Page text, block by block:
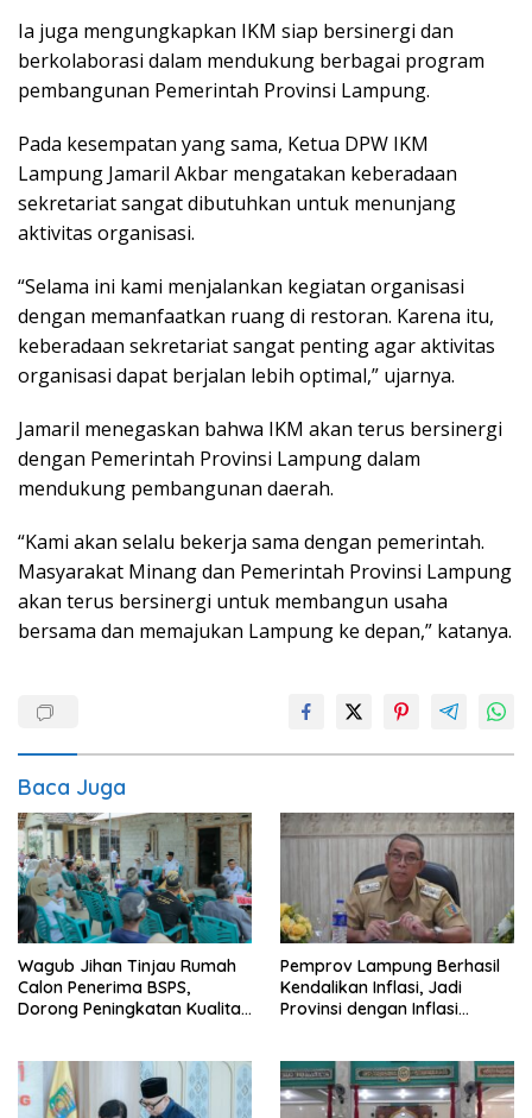
Ia juga mengungkapkan IKM siap bersinergi dan
berkolaborasi dalam mendukung berbagai program
pembangunan Pemerintah Provinsi Lampung.
Pada kesempatan yang sama, Ketua DPW IKM
Lampung Jamaril Akbar mengatakan keberadaan
sekretariat sangat dibutuhkan untuk menunjang
aktivitas organisasi.
“Selama ini kami menjalankan kegiatan organisasi
dengan memanfaatkan ruang di restoran. Karena itu,
keberadaan sekretariat sangat penting agar aktivitas
organisasi dapat berjalan lebih optimal,” ujarnya.
Jamaril menegaskan bahwa IKM akan terus bersinergi
dengan Pemerintah Provinsi Lampung dalam
mendukung pembangunan daerah.
“Kami akan selalu bekerja sama dengan pemerintah.
Masyarakat Minang dan Pemerintah Provinsi Lampung
akan terus bersinergi untuk membangun usaha
bersama dan memajukan Lampung ke depan,” katanya.
Baca Juga
Wagub Jihan Tinjau Rumah
Calon Penerima BSPS,
Dorong Peningkatan Kualitas
Pemprov Lampung Berhasil
Kendalikan Inflasi, Jadi
Provinsi dengan Inflasi